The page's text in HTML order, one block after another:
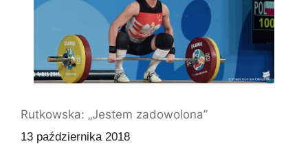
Rutkowska: „Jestem zadowolona”
13 października 2018